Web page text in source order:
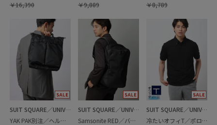
￥16,390 ￥9,889 ￥8,789
SUIT SQUARE／UNIVERSAL LANGUAGE
YAK PAK別注／ヘルメットバッグ
SUIT SQUARE／UNIVERSAL LANGUAGE
Samsonite RED／バックパック
SUIT SQUARE／UNIVERSAL LANGUAGE
冷たいオフィT／ポロシャツ